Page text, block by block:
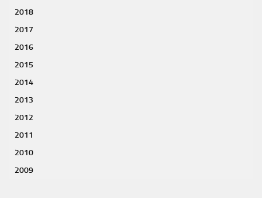
2018
2017
2016
2015
2014
2013
2012
2011
2010
2009